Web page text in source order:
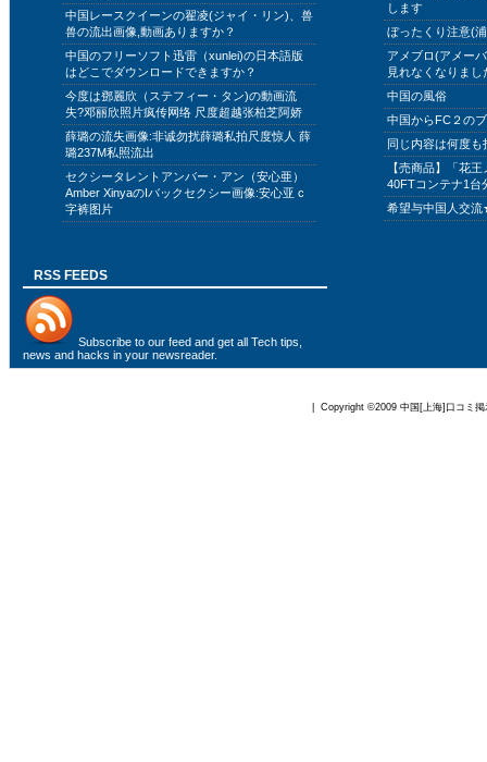
中国レースクイーンの翟凌(ジャイ・リン)、兽
兽の流出画像,動画ありますか？
中国のフリーソフト迅雷（xunlei)の日本語版
はどこでダウンロードできますか？
今度は鄧麗欣（ステフィー・タン)の動画流
失?邓丽欣照片疯传网络 尺度超越张柏芝阿娇
薛璐の流失画像:非诚勿扰薛璐私拍尺度惊人 薛
璐237M私照流出
セクシータレントアンバー・アン（安心亜）
Amber XinyaのIバックセクシー画像:安心亚 c
字裤图片
します
ぼったくり注意(
アメブロ(アメー
見れなくなりまし
中国の風俗
中国からFC２の
同じ内容は何度
【売商品】「花
40FTコンテナ1台
希望与中国人交
RSS FEEDS
Subscribe to our feed and get all Tech tips,
news and hacks in your newsreader.
| Copyright ©2009 中国[上海]口コミ掲